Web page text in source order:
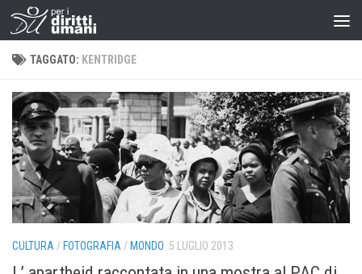
TAGGATO: KENTRIDGE
CULTURA/ FOTOGRAFIA/ MONDO 5 LUGLIO 2013